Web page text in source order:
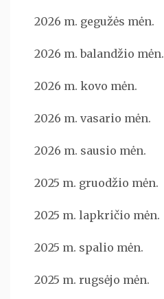
2026 m. gegužės mėn.
2026 m. balandžio mėn.
2026 m. kovo mėn.
2026 m. vasario mėn.
2026 m. sausio mėn.
2025 m. gruodžio mėn.
2025 m. lapkričio mėn.
2025 m. spalio mėn.
2025 m. rugsėjo mėn.